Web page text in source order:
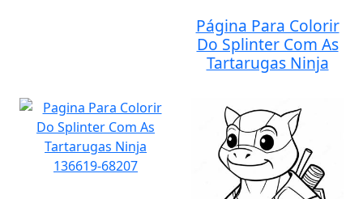
Página Para Colorir
Do Splinter Com As
Tartarugas Ninja